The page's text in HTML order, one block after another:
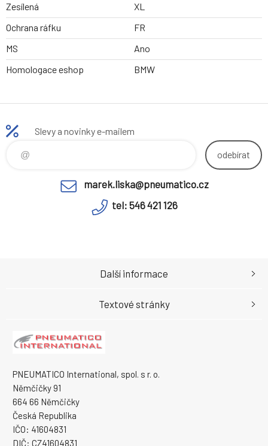
Zesílená
XL
Ochrana ráfku
FR
MS
Ano
Homologace eshop
BMW
Slevy a novinky e-mailem
odebírat
marek.liska@pneumatico.cz
tel: 546 421 126
PNEUMATICO International, spol. s r. o.
Němčičky 91
664 66 Němčičky
Česká Republika
IČO: 41604831
DIČ: CZ41604831
Další informace
Textové stránky